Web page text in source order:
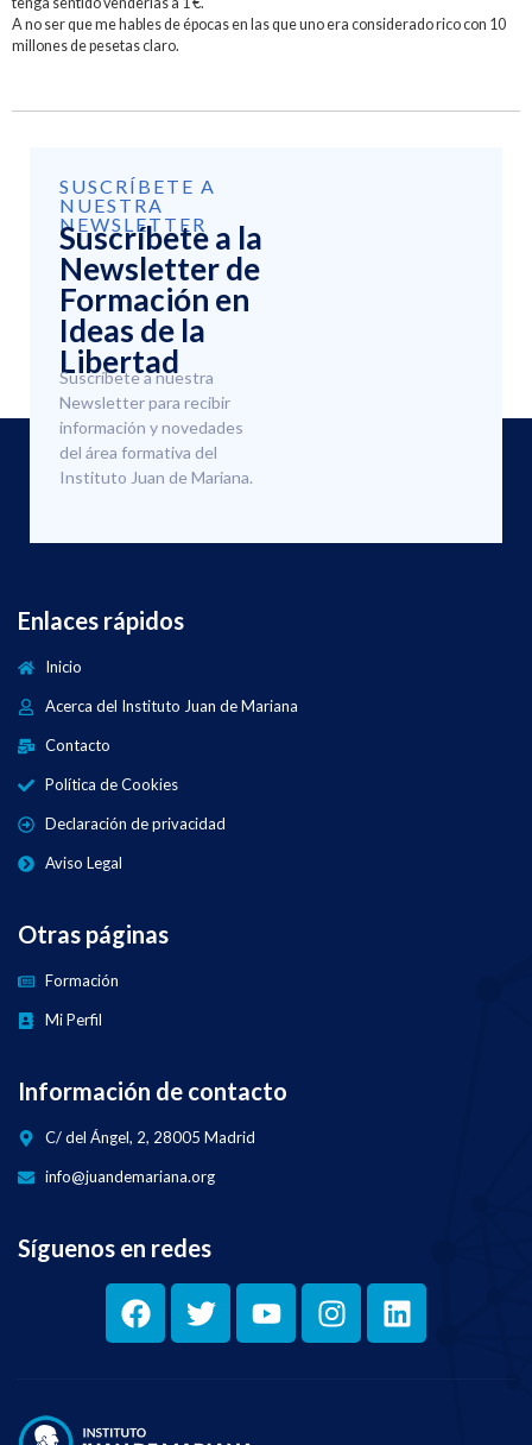
A no ser que me hables de épocas en las que uno era considerado rico con 10
millones de pesetas claro.
SUSCRÍBETE A
NUESTRA
NEWSLETTER
Suscríbete a la
Newsletter de
Formación en
Ideas de la
Libertad
Suscríbete a nuestra
Newsletter para recibir
información y novedades
del área formativa del
Instituto Juan de Mariana.
Enlaces rápidos
Inicio
Acerca del Instituto Juan de Mariana
Contacto
Política de Cookies
Declaración de privacidad
Aviso Legal
Otras páginas
Formación
Mi Perfil
Información de contacto
C/ del Ángel, 2, 28005 Madrid
info@juandemariana.org
Síguenos en redes